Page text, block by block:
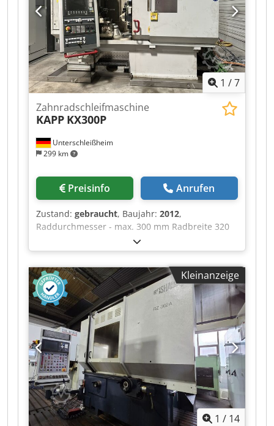
Schleifscheiben
1 /7
Unterschleißheim
299 km
Zahnradschleifmaschine
KAPP KX300P
Preisinfo Anrufen
Zustand: gebraucht, Baujahr: 2012,
Raddurchmesser - max. 300 mm Radbreite 320
mm Modul - max. 10 Modul - min. 0,5
Schrägungswinkel - max. 45 ° Frequenz 50 Hz
Spannung 400 V Cedsx R U Haopfx Afkjrf
Hauptsicherung 125 A x-Achse 270 mm y-Achse
250 mm z-Achse 320 mm A - Achse +/- 45 ° B -
Achse 360 ° C - Achse 360 °
Gesamtleistungsbedarf 89 kW
Maschinengewicht ca. 23,5 t Raumbedarf ca.
11,2 x 5,5 x 2,9 m automatisiert
Ölschleuderstation EWAB Werkstückspeicher
Hoffmann Kühlmittel-Filteranlage HSF 100 SE/K
Minimax Feuerlöschanlage W+W Luftfiltersystem
Promot Automation "Cellmaster" (3 Zellen) Bj.
2019
Kleinanzeige
1 / 14